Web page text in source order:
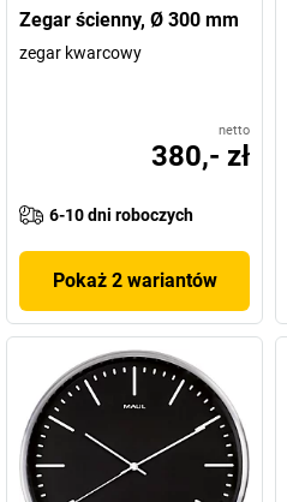
Zegar ścienny, Ø 300 mm
zegar kwarcowy
netto
380,- zł
6-10 dni roboczych
Pokaż 2 wariantów